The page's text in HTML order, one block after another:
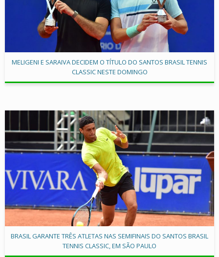
MELIGENI E SARAIVA DECIDEM O TÍTULO DO SANTOS BRASIL TENNIS
CLASSIC NESTE DOMINGO
BRASIL GARANTE TRÊS ATLETAS NAS SEMIFINAIS DO SANTOS BRASIL
TENNIS CLASSIC, EM SÃO PAULO